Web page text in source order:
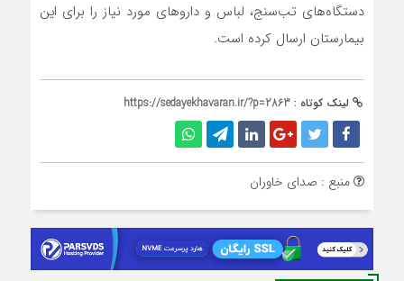
دستگاه‌های تب‌سنج، لباس و داروهای مورد نیاز را برای این
بیمارستان ارسال کرده است.
لینک کوتاه : https://sedayekhavaran.ir/?p=2863
منبع : صدای خاوران